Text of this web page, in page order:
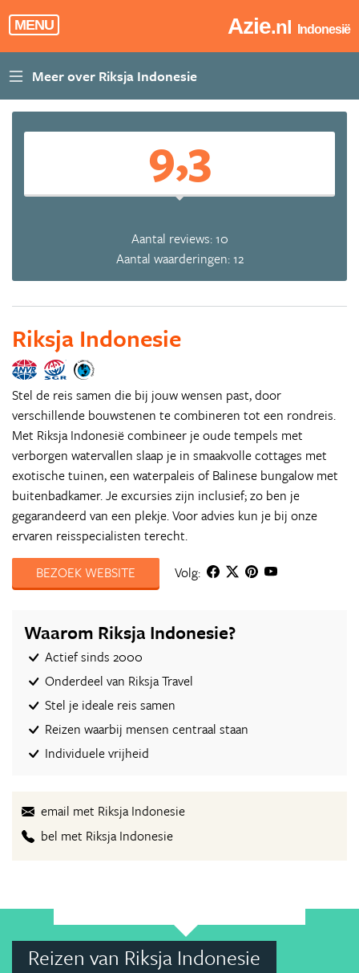
MENU Azie.nl Indonesië
9,3
Aantal reviews: 10
Aantal waarderingen: 12
Riksja Indonesie
Stel de reis samen die bij jouw wensen past, door
verschillende bouwstenen te combineren tot een rondreis.
Met Riksja Indonesië combineer je oude tempels met
verborgen watervallen slaap je in smaakvolle cottages met
exotische tuinen, een waterpaleis of Balinese bungalow met
buitenbadkamer. Je excursies zijn inclusief; zo ben je
gegarandeerd van een plekje. Voor advies kun je bij onze
ervaren reisspecialisten terecht.
BEZOEK WEBSITE
Volg:
Waarom Riksja Indonesie?
Actief sinds 2000
Onderdeel van Riksja Travel
Stel je ideale reis samen
Reizen waarbij mensen centraal staan
Individuele vrijheid
email met Riksja Indonesie
bel met Riksja Indonesie
Reizen van Riksja Indonesie